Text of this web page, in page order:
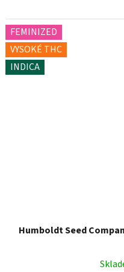
FEMINIZED
VYSOKÉ THC
INDICA
Humboldt Seed